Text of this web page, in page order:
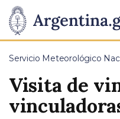
Presidencia
de
la
Nación
Pasar al contenido
Servicio Meteorológico
Visita de